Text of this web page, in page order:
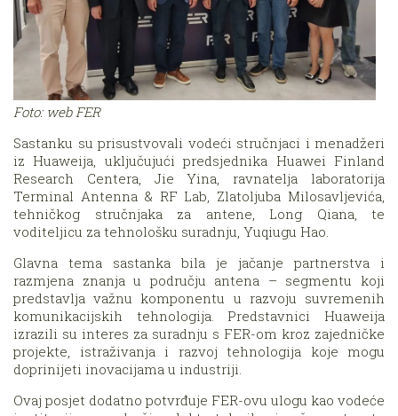
Foto: web FER
Sastanku su prisustvovali vodeći stručnjaci i menadžeri
iz Huaweija, uključujući predsjednika Huawei Finland
Research Centera, Jie Yina, ravnatelja laboratorija
Terminal Antenna & RF Lab, Zlatoljuba Milosavljevića,
tehničkog stručnjaka za antene, Long Qiana, te
voditeljicu za tehnološku suradnju, Yuqiugu Hao.
Glavna tema sastanka bila je jačanje partnerstva i
razmjena znanja u području antena – segmentu koji
predstavlja važnu komponentu u razvoju suvremenih
komunikacijskih tehnologija. Predstavnici Huaweija
izrazili su interes za suradnju s FER-om kroz zajedničke
projekte, istraživanja i razvoj tehnologija koje mogu
doprinijeti inovacijama u industriji.
Ovaj posjet dodatno potvrđuje FER-ovu ulogu kao vodeće